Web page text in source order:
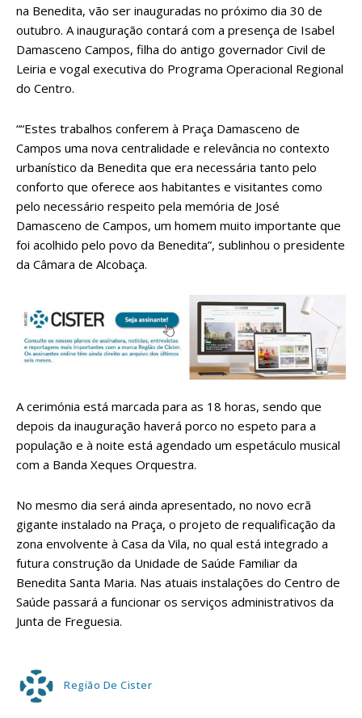
na Benedita, vão ser inauguradas no próximo dia 30 de
outubro. A inauguração contará com a presença de Isabel
Damasceno Campos, filha do antigo governador Civil de
Leiria e vogal executiva do Programa Operacional Regional
do Centro.
““Estes trabalhos conferem à Praça Damasceno de
Campos uma nova centralidade e relevância no contexto
urbanístico da Benedita que era necessária tanto pelo
conforto que oferece aos habitantes e visitantes como
pelo necessário respeito pela memória de José
Damasceno de Campos, um homem muito importante que
foi acolhido pelo povo da Benedita”, sublinhou o presidente
da Câmara de Alcobaça.
A cerimónia está marcada para as 18 horas, sendo que
depois da inauguração haverá porco no espeto para a
população e à noite está agendado um espetáculo musical
com a Banda Xeques Orquestra.
No mesmo dia será ainda apresentado, no novo ecrã
gigante instalado na Praça, o projeto de requalificação da
zona envolvente à Casa da Vila, no qual está integrado a
futura construção da Unidade de Saúde Familiar da
Benedita Santa Maria. Nas atuais instalações do Centro de
Saúde passará a funcionar os serviços administrativos da
Junta de Freguesia.
Região De Cister